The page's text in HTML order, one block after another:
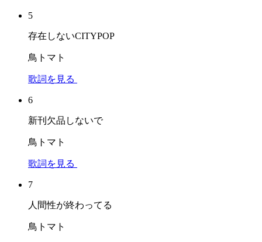
5
存在しないCITYPOP
鳥トマト
歌詞を見る
6
新刊欠品しないで
鳥トマト
歌詞を見る
7
人間性が終わってる
鳥トマト